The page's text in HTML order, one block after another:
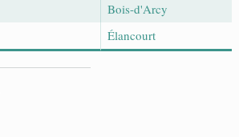
Bois-d'Arcy
Élancourt